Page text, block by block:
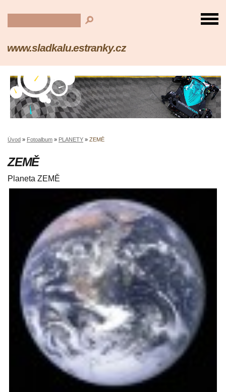
www.sladkalu.estranky.cz
Úvod » Fotoalbum » PLANETY » ZEMĚ
ZEMĚ
Planeta ZEMĚ